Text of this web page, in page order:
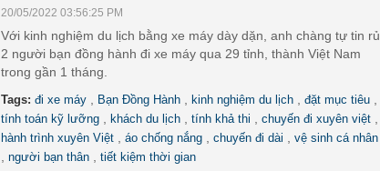
20/05/2022 03:56:25 PM
Với kinh nghiệm du lịch bằng xe máy dày dặn, anh chàng tự tin rủ
2 người bạn đồng hành đi xe máy qua 29 tỉnh, thành Việt Nam
trong gần 1 tháng.
Tags: đi xe máy Bạn Đồng Hành kinh nghiệm du lịch đặt mục tiêu
tính toán kỹ lưỡng khách du lịch tính khả thi chuyến đi xuyên việt
hành trình xuyên Việt áo chống nắng chuyến đi dài vệ sinh cá nhân
người bạn thân tiết kiệm thời gian